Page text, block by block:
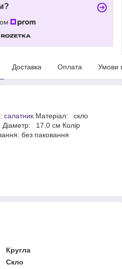
Доставка Оплата Умови
салатник Матеріал: скло
Діаметр: 17.0 см Колір
без паковання
Кругла
Скло